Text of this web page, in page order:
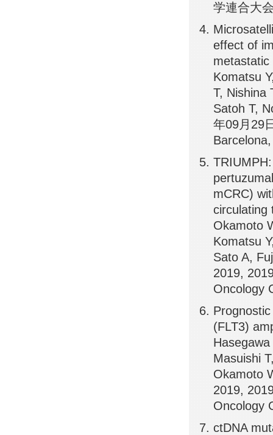
学連合大
effect of
metastatic
Komatsu
T, Nishina
Satoh T,
年09月29
mCRC)
circulating
Okamoto
Komatsu
Sato A,
2019,
Oncology
(FLT3)
Masuishi
Okamoto
2019,
Oncology
ctDNA